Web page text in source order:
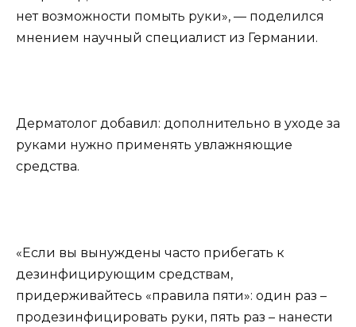
нет возможности помыть руки», — поделился
мнением научный специалист из Германии.
Дерматолог добавил: дополнительно в уходе за
руками нужно применять увлажняющие
средства.
«Если вы вынуждены часто прибегать к
дезинфицирующим средствам,
придерживайтесь «правила пяти»: один раз –
продезинфицировать руки, пять раз – нанести